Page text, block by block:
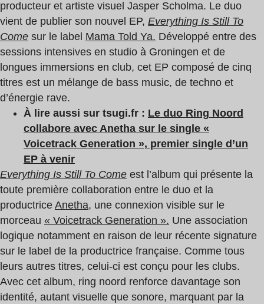
producteur et artiste visuel Jasper Scholma. Le duo
vient de publier son nouvel EP, Everything Is Still To
Come sur le label Mama Told Ya. Développé entre des
sessions intensives en studio à Groningen et de
longues immersions en club, cet EP composé de cinq
titres est un mélange de bass music, de techno et
d’énergie rave.
À lire aussi sur tsugi.fr : Le duo Ring Noord
collabore avec Anetha sur le single «
Voicetrack Generation », premier single d’un
EP à venir
Everything Is Still To Come est l’album qui présente la
toute première collaboration entre le duo et la
productrice Anetha, une connexion visible sur le
morceau « Voicetrack Generation ». Une association
logique notamment en raison de leur récente signature
sur le label de la productrice française. Comme tous
leurs autres titres, celui-ci est conçu pour les clubs.
Avec cet album, ring noord renforce davantage son
identité, autant visuelle que sonore, marquant par la